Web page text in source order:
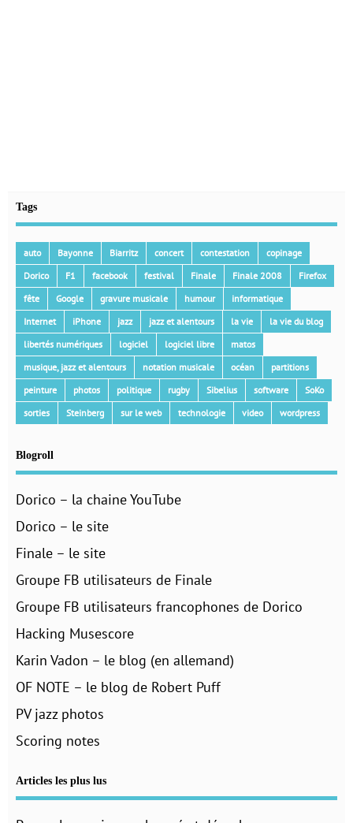
Tags
auto Bayonne Biarritz concert contestation
copinage
Dorico
F1 facebook festival Finale Finale 2008
Firefox
fête
Google gravure musicale humour
informatique
Internet
iPhone jazz jazz et alentours la vie
la vie du blog
libertés numériques
logiciel logiciel libre
matos
musique, jazz et alentours
notation musicale océan
partitions
peinture
photos politique rugby Sibelius software
SoKo
sorties
Steinberg sur le web technologie video wordpress
Blogroll
Dorico – la chaine YouTube
Dorico – le site
Finale – le site
Groupe FB utilisateurs de Finale
Groupe FB utilisateurs francophones de Dorico
Hacking Musescore
Karin Vadon – le blog (en allemand)
OF NOTE – le blog de Robert Puff
PV jazz photos
Scoring notes
Articles les plus lus